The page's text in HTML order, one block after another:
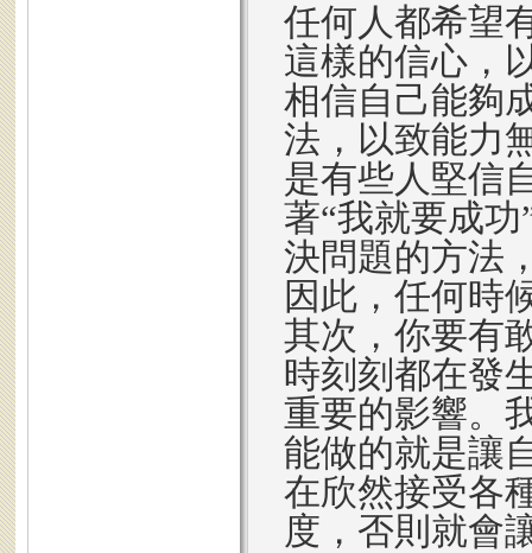
任何人都希望
這樣的信心，
相信自己能夠
法，以致能力
是有些人堅信
著“我就要成
決問題的方法
因此，任何時
其次，你要有
時刻刻都在發
重要的影響。
能做的就是讓
在欣然接受各
度，否則就會